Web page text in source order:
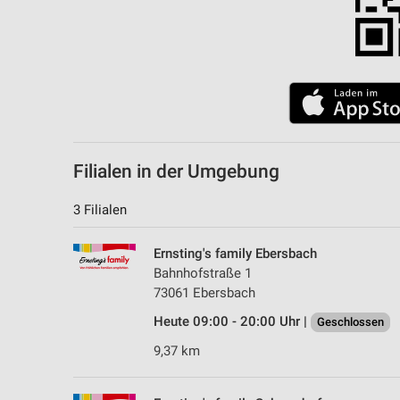
Filialen in der Umgebung
3 Filialen
Ernsting's family Ebersbach
Bahnhofstraße 1
73061 Ebersbach
Heute 09:00 - 20:00 Uhr |
Geschlossen
9,37 km